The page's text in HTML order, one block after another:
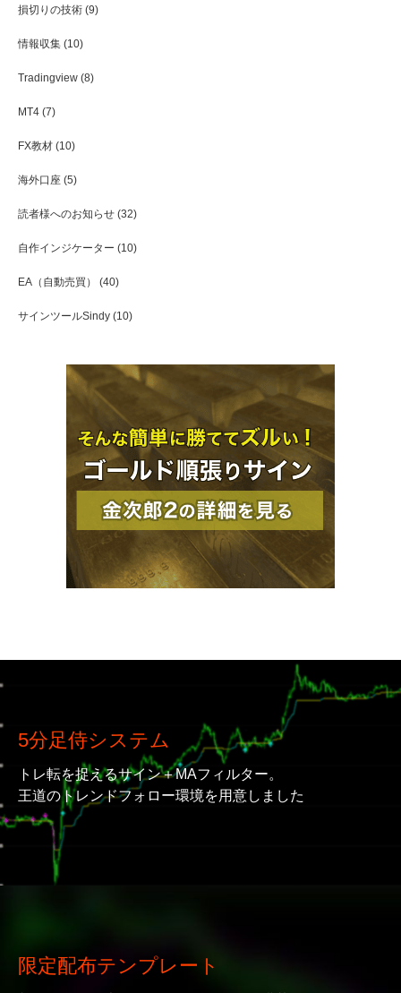
損切りの技術 (9)
情報収集 (10)
Tradingview (8)
MT4 (7)
FX教材 (10)
海外口座 (5)
読者様へのお知らせ (32)
自作インジケーター (10)
EA（自動売買） (40)
サインツールSindy (10)
5分足侍システム
トレ転を捉えるサイン＋MAフィルター。
王道のトレンドフォロー環境を用意しました
限定配布テンプレート